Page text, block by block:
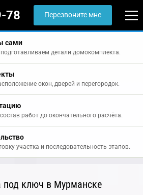
78 Перезвоните мне
сами
детали домокомплекта.
окон, дверей и перегородок.
работ до окончательного расчёта.
участка и последовательность этапов.
ключ в Мурманске